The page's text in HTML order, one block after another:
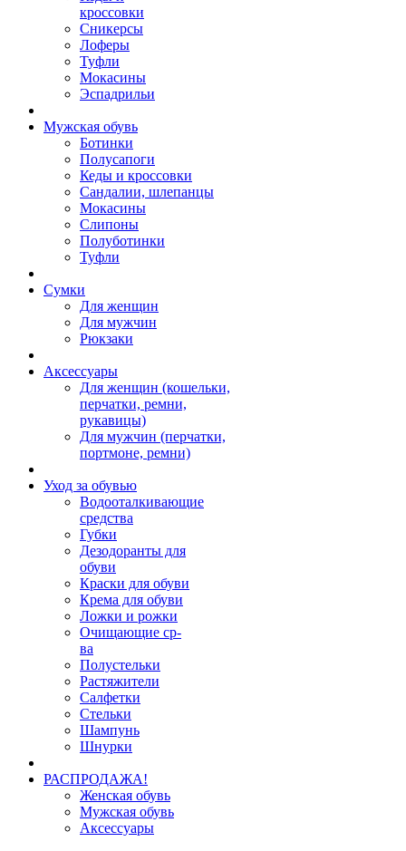
кроссовки
Сникерсы
Лоферы
Туфли
Мокасины
Эспадрильи
Мужская обувь
Ботинки
Полусапоги
Кеды и кроссовки
Сандалии, шлепанцы
Мокасины
Слипоны
Полуботинки
Туфли
Сумки
Для женщин
Для мужчин
Рюкзаки
Аксессуары
Для женщин (кошельки,
перчатки, ремни,
рукавицы)
Для мужчин (перчатки,
портмоне, ремни)
Уход за обувью
Водооталкивающие
средства
Губки
Дезодоранты для
обуви
Краски для обуви
Крема для обуви
Ложки и рожки
Очищающие ср-
ва
Полустельки
Растяжители
Салфетки
Стельки
Шампунь
Шнурки
РАСПРОДАЖА!
Женская обувь
Мужская обувь
Аксессуары